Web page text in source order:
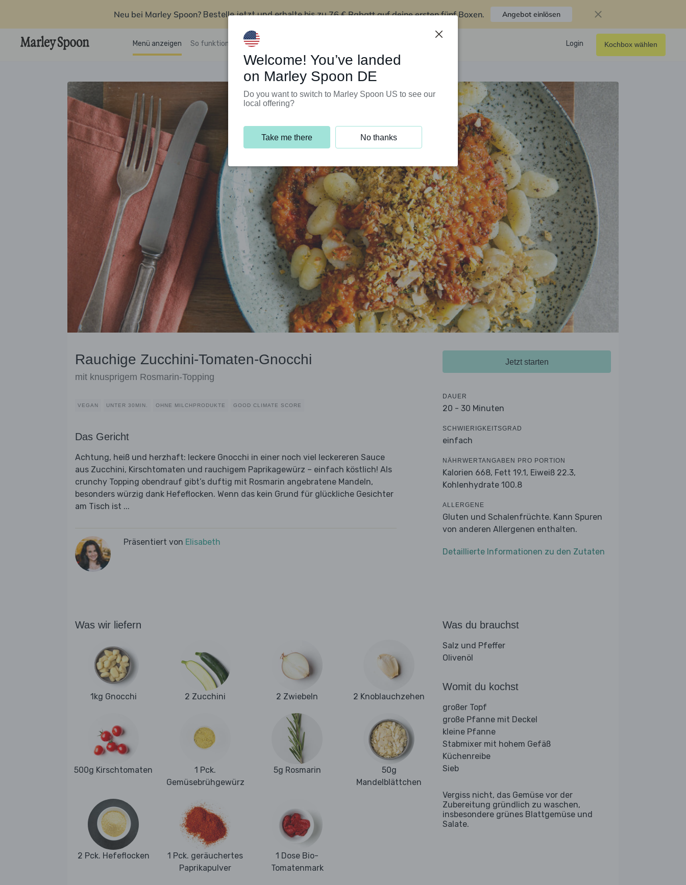
Neu bei Marley Spoon? Bestelle jetzt und erhalte bis zu76 € Rabatt auf deine ersten fünf Boxen. Angebot einlösen
Menü anzeigen So funktioniert’s Kundenservice Login Kochbox wählen
Rauchige Zucchini-Tomaten-Gnocchi
mit knusprigem Rosmarin-Topping
VEGAN UNTER 30MIN. OHNE MILCHPRODUKTE GOOD CLIMATE SCORE
Das Gericht
Achtung, heiß und herzhaft: leckere Gnocchi in einer noch viel leckereren Sauce
aus Zucchini, Kirschtomaten und rauchigem Paprikagewürz – einfach köstlich! Als
crunchy Topping obendrauf gibt’s duftig mit Rosmarin angebratene Mandeln,
besonders würzig dank Hefeflocken. Wenn das kein Grund für glückliche Gesichter
am Tisch ist ...
Präsentiert von Elisabeth
Jetzt starten
DAUER
20 - 30 Minuten
SCHWIERIGKEITSGRAD
einfach
NÄHRWERTANGABEN PRO PORTION
Kalorien 668, Fett 19.1, Eiweiß 22.3,
Kohlenhydrate 100.8
ALLERGENE
Gluten und Schalenfrüchte. Kann Spuren
von anderen Allergenen enthalten.
Detaillierte Informationen zu den Zutaten
Was wir liefern
1kg Gnocchi 2 Zucchini 2 Zwiebeln 2 Knoblauchzehen
500g Kirschtomaten
1 Pck.
Gemüsebrühgewürz
5g Rosmarin
50g
Mandelblättchen
2 Pck. Hefeflocken
1 Pck. geräuchertes
Paprikapulver
1 Dose Bio-
Tomatenmark
Was du brauchst
Salz und Pfeffer
Olivenöl
Womit du kochst
großer Topf
große Pfanne mit Deckel
kleine Pfanne
Stabmixer mit hohem Gefäß
Küchenreibe
Sieb
Vergiss nicht, das Gemüse vor der
Zubereitung gründlich zu waschen,
insbesondere grünes Blattgemüse und
Salate.
Welcome! You’ve landed
on Marley Spoon DE
Do you want to switch to Marley Spoon US to see our
local offering?
Take me there No thanks